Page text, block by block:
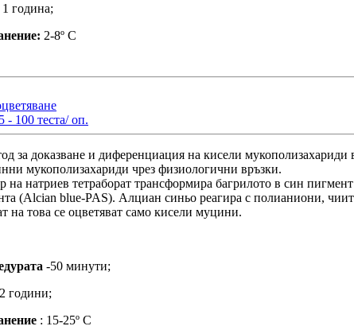
1 година;
2-8º С
100 теста/ оп.
за доказване и диференциация на кисели
мукополизахариди чрез физиологични връзки.
на натриев тетраборат трансформира багрилото в син
(Alcian blue-PAS). Алциан синьо реагира с полианиони,
на това се оцветяват само кисели муцини.
-50 минути;
години;
: 15-25º С